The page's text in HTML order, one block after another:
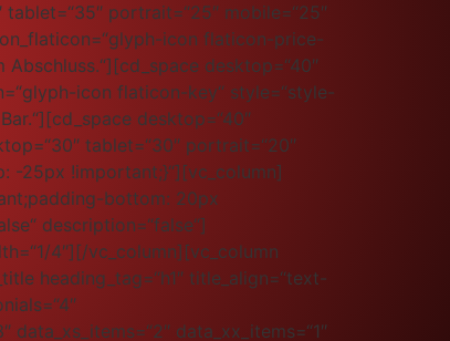
portrait=“25″ mobile=“25″
icon flaticon-price-
desktop=“40″
icon flaticon-key“ style=“style-
desktop=“40″
tablet=“30″ portrait=“20″
-25px !important;}“][vc_column]
bottom: 20px
description=“false“]
4″][/vc_column][vc_column
heading_tag=“h1″ title_align=“text-
data_xx_items=“1″